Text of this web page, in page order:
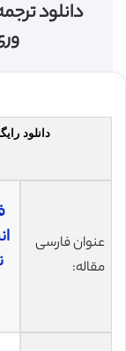
دانلود
عنوان فارسی
مقاله: